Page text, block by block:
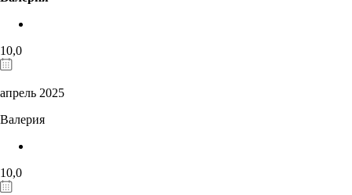
10,0
апрель 2025
Валерия
10,0